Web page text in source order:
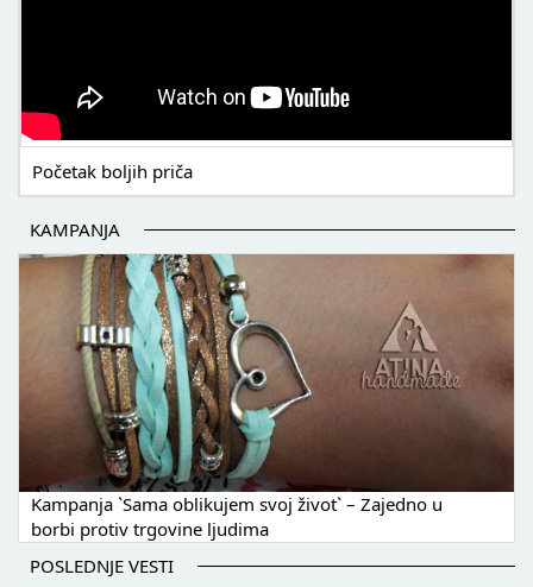
Početak boljih priča
KAMPANJA
Kampanja `Sama oblikujem svoj život` – Zajedno u
borbi protiv trgovine ljudima
POSLEDNJE VESTI